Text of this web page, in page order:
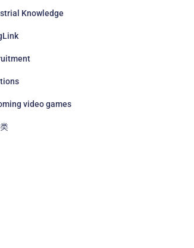
Knowledge
video games